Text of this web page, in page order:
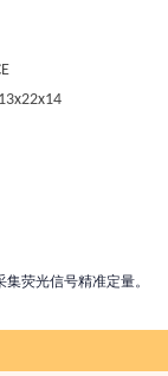
荧光信号精准定量。
持各种试剂